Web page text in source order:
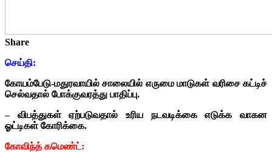
Share
செய்தி:
கோயம்பேடு-மதுரவாயில் சாலையில் எருமை மாடுகள் வரிசை கட்டிச்
செல்வதால் போக்குவரத்து பாதிப்பு.
– விபத்துகள் ஏற்படுவதால் உரிய நடவடிக்கை எடுக்க வாகன
ஓட்டிகள் கோரிக்கை.
கோவிந்த் கமெண்ட்: